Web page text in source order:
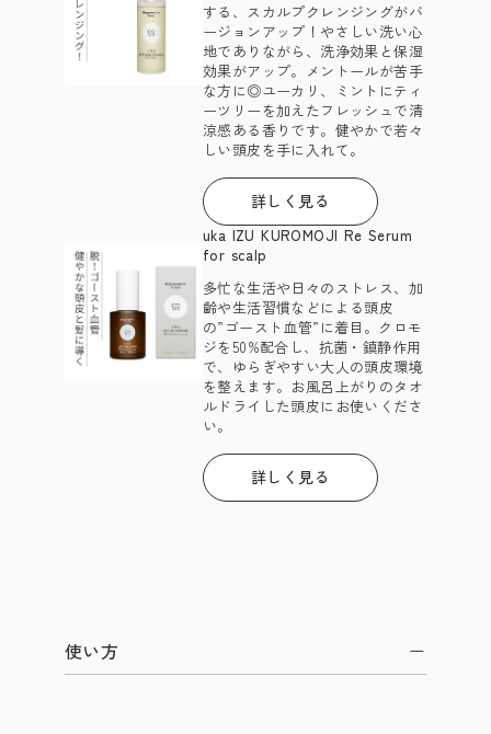
する、スカルプクレンジングがバ
ージョンアップ！やさしい洗い心
地でありながら、洗浄効果と保湿
効果がアップ。メントールが苦手
な方に◎ユーカリ、ミントにティ
ーツリーを加えたフレッシュで清
涼感ある香りです。健やかで若々
しい頭皮を手に入れて。​
詳しく見る
uka IZU KUROMOJI Re Serum
for scalp
多忙な生活や日々のストレス、加
齢や生活習慣などによる頭皮
の”ゴースト血管”に着目。クロモ
ジを50%配合し、抗菌・鎮静作用
で、ゆらぎやすい大人の頭皮環境
を整えます。お風呂上がりのタオ
ルドライした頭皮にお使いくださ
い。​
詳しく見る
使い方